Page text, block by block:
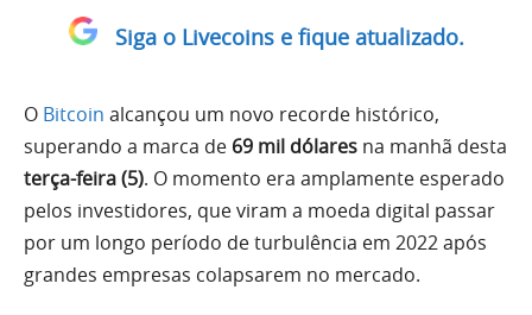
Siga o Livecoins e fique atualizado.
O Bitcoin alcançou um novo recorde histórico,
superando a marca de 69 mil dólares na manhã desta
terça-feira (5). O momento era amplamente esperado
pelos investidores, que viram a moeda digital passar
por um longo período de turbulência em 2022 após
grandes empresas colapsarem no mercado.